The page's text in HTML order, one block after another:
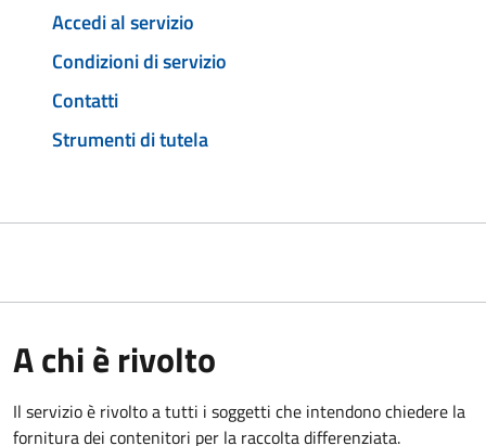
Accedi al servizio
Condizioni di servizio
Contatti
Strumenti di tutela
A chi è rivolto
Il servizio è rivolto a tutti i soggetti che intendono chiedere la
fornitura dei contenitori per la raccolta differenziata.